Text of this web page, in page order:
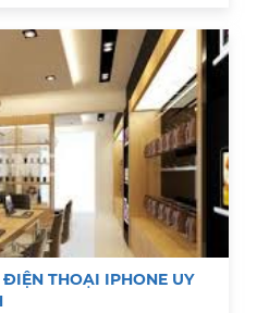
THOẠI IPHONE UY